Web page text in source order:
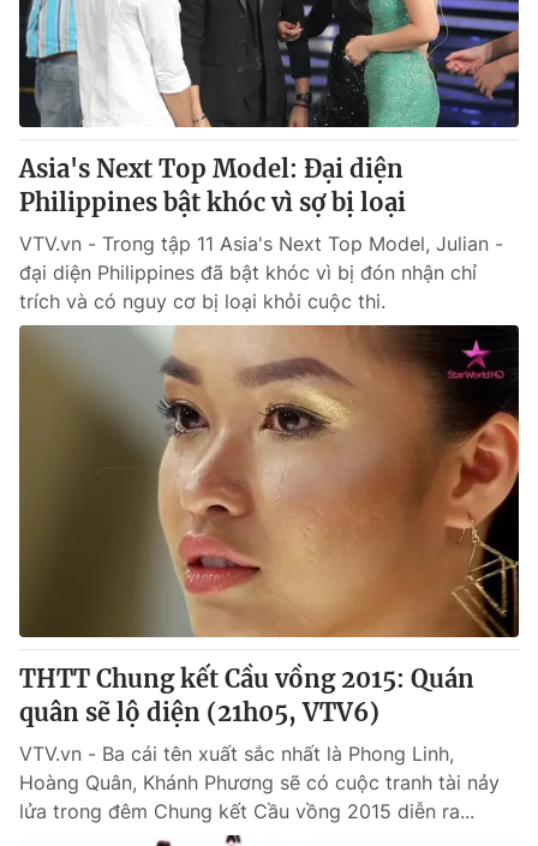
Asia's Next Top Model: Đại diện
Philippines bật khóc vì sợ bị loại
VTV.vn - Trong tập 11 Asia's Next Top Model, Julian -
đại diện Philippines đã bật khóc vì bị đón nhận chỉ
trích và có nguy cơ bị loại khỏi cuộc thi.
THTT Chung kết Cầu vồng 2015: Quán
quân sẽ lộ diện (21h05, VTV6)
VTV.vn - Ba cái tên xuất sắc nhất là Phong Linh,
Hoàng Quân, Khánh Phương sẽ có cuộc tranh tài nảy
lửa trong đêm Chung kết Cầu vồng 2015 diễn ra...